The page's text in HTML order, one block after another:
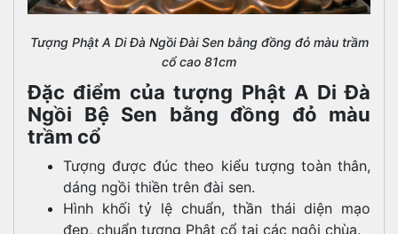
Tượng Phật A Di Đà Ngồi Đài Sen bằng đồng đỏ màu trầm
cổ cao 81cm
Đặc điểm của tượng Phật A Di Đà
Ngồi Bệ Sen bằng đồng đỏ màu
trầm cổ
Tượng được đúc theo kiểu tượng toàn thân,
dáng ngồi thiền trên đài sen.
Hình khối tỷ lệ chuẩn, thần thái diện mạo
đẹp, chuẩn tượng Phật cổ tại các ngôi chùa.